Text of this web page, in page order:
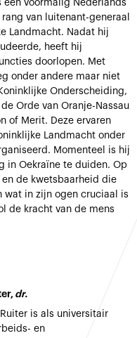
een voormalig Nederlands
van luitenant-generaal
Landmacht. Nadat hij
heeft hij
doorlopen. Met
onder andere maar niet
Onderscheiding,
Orde van Oranje-Nassau
of Merit. Deze ervaren
Landmacht onder
Momenteel is hij
in Oekraïne te duiden. Op
de kwetsbaarheid die
wat in zijn ogen cruciaal is
de kracht van de mens
dr.
is als universitair
en